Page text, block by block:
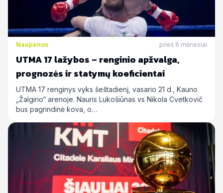
Naujienos prieš 6 mėnesiai
UTMA 17 lažybos – renginio apžvalga,
prognozės ir statymų koeficientai
UTMA 17 renginys vyks šeštadienį, vasario 21 d., Kauno
„Žalgirio“ arenoje. Nauris Lukošiūnas vs Nikola Cvetkovič
bus pagrindinė kova, o…